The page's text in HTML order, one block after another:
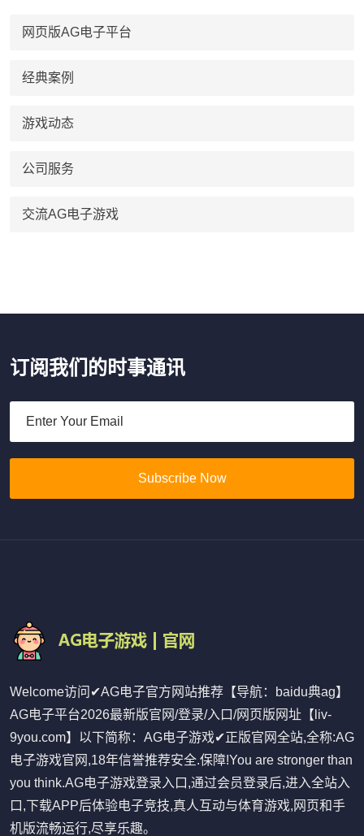
网页版AG电子平台
经典案例
游戏动态
公司服务
交流AG电子游戏
订阅我们的时事通讯
Subscribe Now
Welcome访问✔AG电子官方网站推荐【导航：baidu典ag】
AG电子平台2026最新版官网/登录/入口/网页版网址【liv-
9you.com】以下简称：AG电子游戏✔正版官网全站,全称:AG
电子游戏官网,18年信誉推荐安全.保障!You are stronger than
you think.AG电子游戏登录入口,通过会员登录后,进入全站入
口,下载APP后体验电子竞技,真人互动与体育游戏,网页和手
机版流畅运行,尽享乐趣。